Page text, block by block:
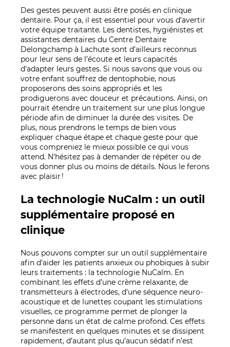
Des gestes peuvent aussi être posés en clinique
dentaire. Pour ça, il est essentiel pour vous d’avertir
votre équipe traitante. Les dentistes, hygiénistes et
assistantes dentaires du Centre Dentaire
Delongchamp à Lachute sont d’ailleurs reconnus
pour leur sens de l’écoute et leurs capacités
d’adapter leurs gestes. Si nous savons que vous ou
votre enfant souffrez de dentophobie, nous
proposerons des soins appropriés et les
prodiguerons avec douceur et précautions. Ainsi, on
pourrait étendre un traitement sur une plus longue
période afin de diminuer la durée des visites. De
plus, nous prendrons le temps de bien vous
expliquer chaque étape et chaque geste pour que
vous compreniez le mieux possible ce qui vous
attend. N’hésitez pas à demander de répéter ou de
vous donner plus ou moins de détails. Nous le ferons
avec plaisir !
La technologie NuCalm : un outil
supplémentaire proposé en
clinique
Nous pouvons compter sur un outil supplémentaire
afin d’aider les patients anxieux ou phobiques à subir
leurs traitements : la technologie NuCalm. En
combinant les effets d’une crème relaxante, de
transmetteurs à électrodes, d’une séquence neuro-
acoustique et de lunettes coupant les stimulations
visuelles, ce programme permet de plonger la
personne dans un état de calme profond. Ces effets
se manifestent en quelques minutes et se dissipent
rapidement, d’autant plus qu’aucun sédatif n’est